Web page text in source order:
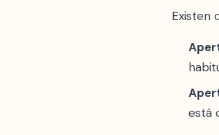
Existen
está